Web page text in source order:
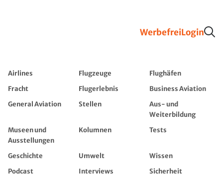
WerbefreiLogin
Airlines Flugzeuge
Flughäfen
Fracht
Flugerlebnis
Business Aviation
General Aviation
Stellen
Aus- und
Weiterbildung
Museen und
Ausstellungen
Kolumnen Tests
Geschichte Umwelt
Wissen
Podcast
Interviews
Sicherheit